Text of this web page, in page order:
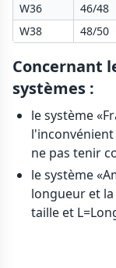
W36
46/48
W38
48/50
Concernant
systèmes :
le système
ne pas tenir
le système
longueur et
taille et